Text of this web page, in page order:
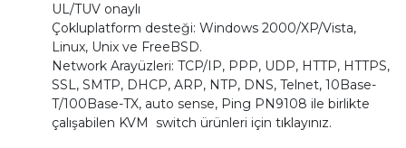
UL/TUV onaylı
Çokluplatform desteği: Windows 2000/XP/Vista,
Linux, Unix ve FreeBSD.
Network Arayüzleri: TCP/IP, PPP, UDP, HTTP, HTTPS,
SSL, SMTP, DHCP, ARP, NTP, DNS, Telnet, 10Base-
T/100Base-TX, auto sense, Ping PN9108 ile birlikte
çalışabilen KVM switch ürünleri için tıklayınız.